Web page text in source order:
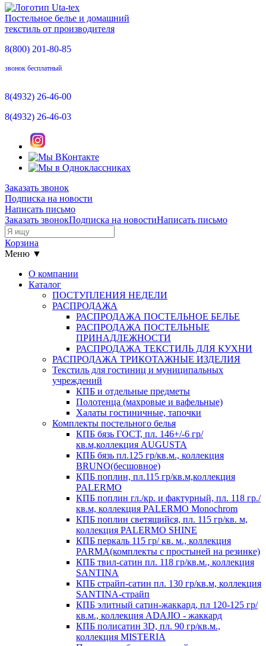
Постельное белье и домашний
текстиль от производителя
8(800) 201-80-85
звонок бесплатный
8(4932) 26-46-00
8(4932) 26-46-03
Заказать звонок
Подписка на новости
Написать письмо
Заказать звонокПодписка на новостиНаписать письмо
Корзина
Меню ▼
О компании
Каталог
ПОСТУПЛЕНИЯ НЕДЕЛИ
РАСПРОДАЖА
РАСПРОДАЖА ПОСТЕЛЬНОЕ БЕЛЬЕ
РАСПРОДАЖА ПОСТЕЛЬНЫЕ
ПРИНАДЛЕЖНОСТИ
РАСПРОДАЖА ТЕКСТИЛЬ ДЛЯ КУХНИ
РАСПРОДАЖА ТРИКОТАЖНЫЕ ИЗДЕЛИЯ
Текстиль для гостиниц и муниципальных
учреждений
КПБ и отдельные предметы
Полотенца (махровые и вафельные)
Халаты гостиничные, тапочки
Комплекты постельного белья
КПБ бязь ГОСТ, пл. 146+/-6 гр/
кв.м,коллекция AUGUSTA
КПБ бязь пл.125 гр/кв.м., коллекция
BRUNO(бесшовное)
КПБ поплин, пл.115 гр/кв.м,коллекция
PALERMO
КПБ поплин гл./кр. и фактурный, пл. 118 гр./
кв.м, коллекция PALERMO Monochrom
КПБ поплин светящийся, пл. 115 гр/кв. м,
коллекция PALERMO SHINE
КПБ перкаль 115 гр/ кв. м., коллекция
PARMA(комплекты с простыней на резинке)
КПБ твил-сатин пл. 118 гр/кв.м., коллекция
SANTINA
КПБ страйп-сатин пл. 130 гр/кв.м, коллекция
SANTINA-страйп
КПБ элитный сатин-жаккард, пл 120-125 гр/
кв.м., коллекция ADAJIO - жаккард
КПБ полисатин 3D, пл. 90 гр/кв.м.,
коллекция MISTERIA